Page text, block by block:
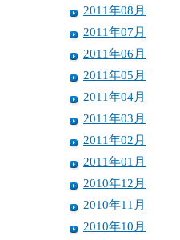
2011年08月
2011年07月
2011年06月
2011年05月
2011年04月
2011年03月
2011年02月
2011年01月
2010年12月
2010年11月
2010年10月